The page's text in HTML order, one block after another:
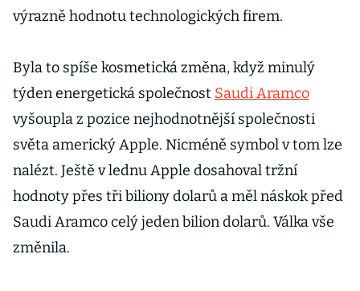
výrazně hodnotu technologických firem.
Byla to spíše kosmetická změna, když minulý
týden energetická společnost Saudi Aramco
vyšoupla z pozice nejhodnotnější společnosti
světa americký Apple. Nicméně symbol v tom lze
nalézt. Ještě v lednu Apple dosahoval tržní
hodnoty přes tři biliony dolarů a měl náskok před
Saudi Aramco celý jeden bilion dolarů. Válka vše
změnila.